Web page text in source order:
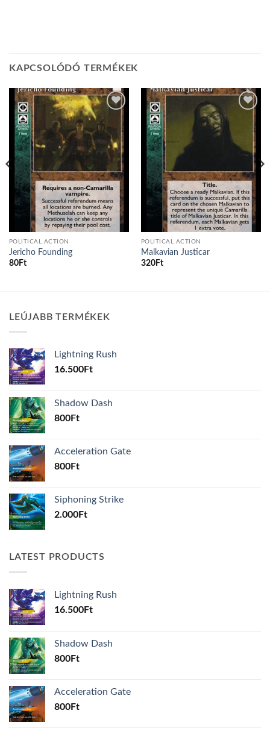
KAPCSOLÓDÓ TERMÉKEK
Add to
wishlist
POLITICAL ACTION
Jericho Founding
80Ft
wishlist
POLITICAL ACTION
Malkavian Justicar
320Ft
LEÚJABB TERMÉKEK
Lightning Rush
16.500Ft
Shadow Dash
800Ft
Acceleration Gate
800Ft
Siphoning Strike
2.000Ft
LATEST PRODUCTS
Lightning Rush
16.500Ft
Shadow Dash
800Ft
Acceleration Gate
800Ft